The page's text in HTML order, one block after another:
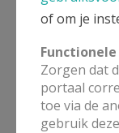
Maria Bron in
Maria Sneeuw
Maria
Amen
of om je
Zorgen dat
portaal
toe via de
gebruik